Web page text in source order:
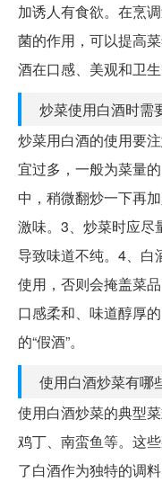
加诱人有食欲。在烹
菌的作用，可以提高
酒在口感、美观和卫
炒菜使用白酒时需
炒菜用白酒的使用要
宜过多，一般为菜量
中，稍微翻炒一下再
激味。3、炒菜时应尽
导致味道不纯。4、白
使用，否则会掩盖菜
口感柔和、味道醇厚
的“假酒”。
使用白酒炒菜有哪
使用白酒炒菜的典型
鸡丁、南蛮鱼等。这
了白酒作为独特的调